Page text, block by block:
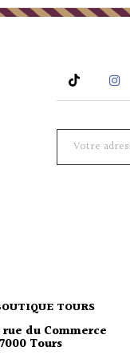
TOURS
rue du Commerce
Tours